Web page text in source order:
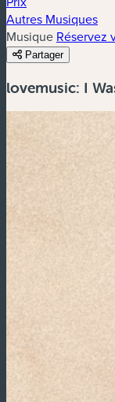
Autres Musiques
Musique Réservez
Partager
lovemusic: I